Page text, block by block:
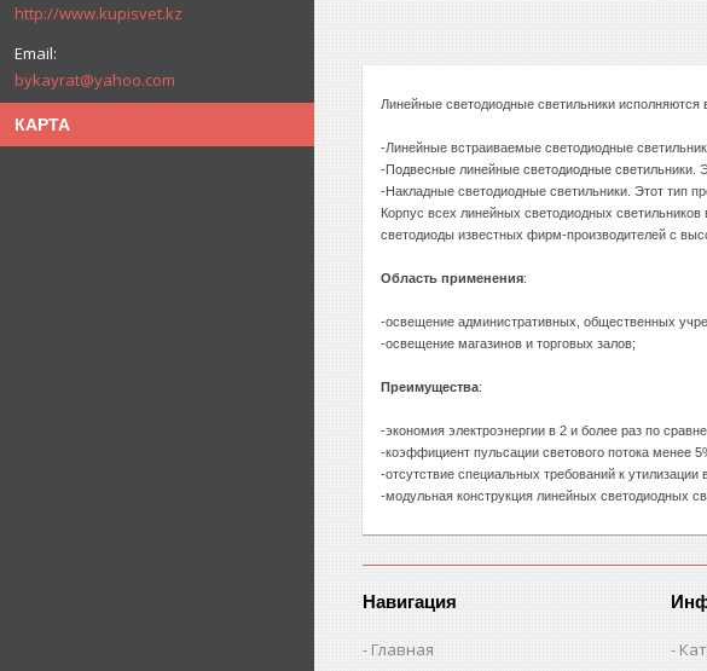
http://www.kupisvet.kz
bykayrat@yahoo.com
КАРТА
Линейные светодиодные светильники
-Линейные встраиваемые светодиодные
-Подвесные линейные светодиодные светильники.
-Накладные светодиодные светильники. Этот тип
Корпус всех линейных светодиодных
светодиоды известных фирм-производителей с
Область применения:
-освещение административных, общественных
-освещение магазинов и торговых залов;
Преимущества:
-экономия электроэнергии в 2 и более раз по
-коэффициент пульсации светового потока менее
-отсутствие специальных требований к утилизации
-модульная конструкция линейных светодиодных
Навигация
Главная